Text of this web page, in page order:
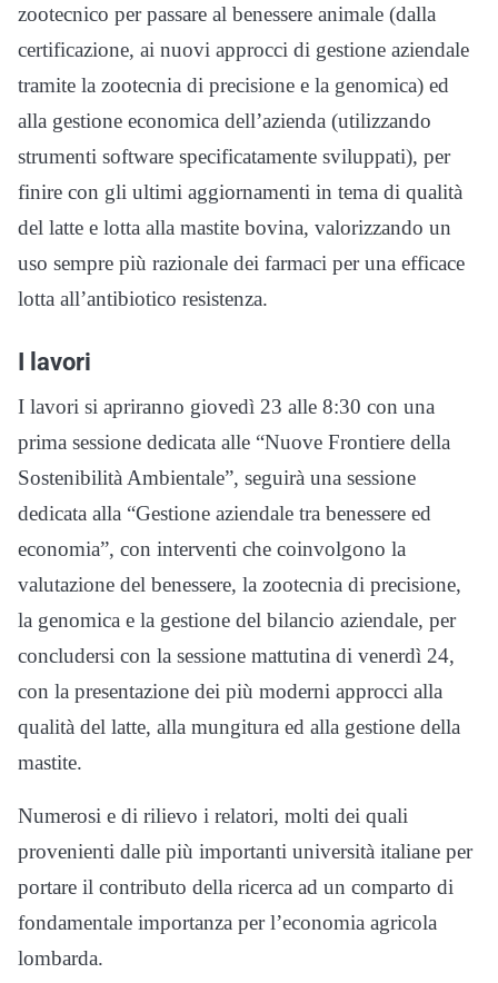
zootecnico per passare al benessere animale (dalla
certificazione, ai nuovi approcci di gestione aziendale
tramite la zootecnia di precisione e la genomica) ed
alla gestione economica dell’azienda (utilizzando
strumenti software specificatamente sviluppati), per
finire con gli ultimi aggiornamenti in tema di qualità
del latte e lotta alla mastite bovina, valorizzando un
uso sempre più razionale dei farmaci per una efficace
lotta all’antibiotico resistenza.
I lavori
I lavori si apriranno giovedì 23 alle 8:30 con una
prima sessione dedicata alle “Nuove Frontiere della
Sostenibilità Ambientale”, seguirà una sessione
dedicata alla “Gestione aziendale tra benessere ed
economia”, con interventi che coinvolgono la
valutazione del benessere, la zootecnia di precisione,
la genomica e la gestione del bilancio aziendale, per
concludersi con la sessione mattutina di venerdì 24,
con la presentazione dei più moderni approcci alla
qualità del latte, alla mungitura ed alla gestione della
mastite.
Numerosi e di rilievo i relatori, molti dei quali
provenienti dalle più importanti università italiane per
portare il contributo della ricerca ad un comparto di
fondamentale importanza per l’economia agricola
lombarda.